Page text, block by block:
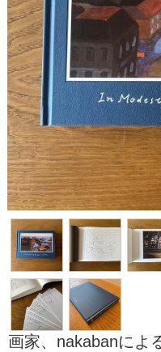
画家、nakabanによ